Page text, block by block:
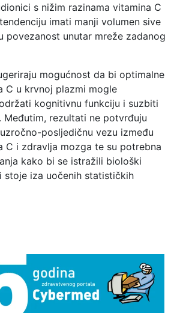
s nižim razinama vitamina C
imati manji volumen sive
povezanost unutar mreže zadanog
mogućnost da bi optimalne
C u krvnoj plazmi mogle
kognitivnu funkciju i suzbiti
Međutim, rezultati ne potvrđuju
posljedičnu vezu između
C i zdravlja mozga te su potrebna
kako bi se istražili biološki
stoje iza uočenih statističkih